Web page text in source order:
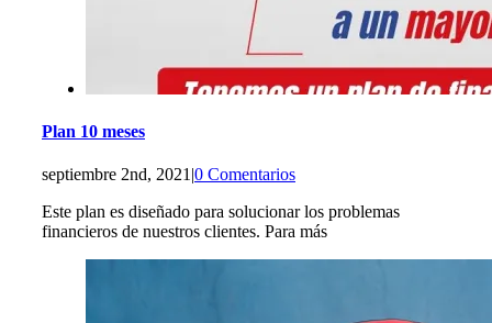
Plan 10 meses
septiembre 2nd, 2021 |0 Comentarios
Este plan es diseñado para solucionar los problemas
financieros de nuestros clientes. Para más